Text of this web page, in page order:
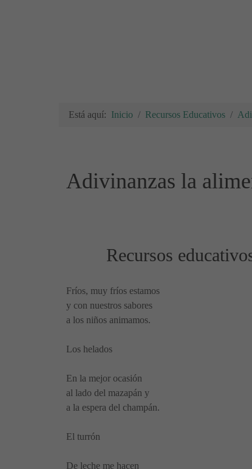
Está aquí: Inicio Recursos Educativos
Adivinanzas la
Recursos
Fríos, muy fríos estamos
y con nuestros sabores
a los niños animamos.
Los helados
En la mejor ocasión
al lado del mazapán y
a la espera del champán.
El turrón
De leche me hacen